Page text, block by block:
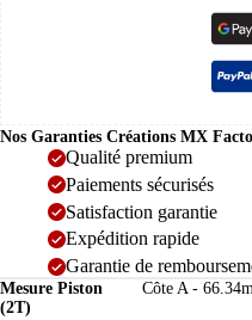
Nos Garanties Créations MX
Qualité premium
Paiements sécurisés
Satisfaction garantie
Expédition rapide
Garantie de
Mesure Piston
(2T)
Côte A -